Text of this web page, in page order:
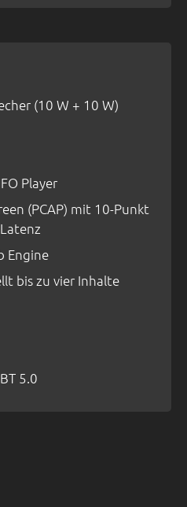
(10 W + 10 W)
Player
(PCAP) mit 10-Punkt
Engine
bis zu vier Inhalte
5.0